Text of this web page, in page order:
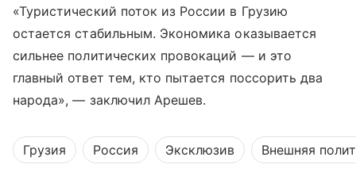
«Туристический поток из России в Грузию
остается стабильным. Экономика оказывается
сильнее политических провокаций — и это
главный ответ тем, кто пытается поссорить два
народа», — заключил Арешев.
Грузия Россия Эксклюзив Внешняя